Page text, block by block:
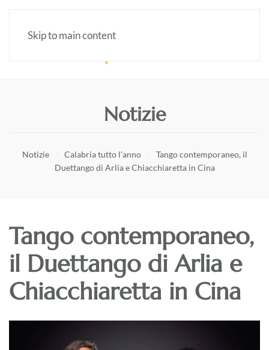
Skip to main content
Notizie
Notizie Calabria tutto l’anno
Tango contemporaneo, il
Duettango di Arlia e Chiacchiaretta in Cina
Tango contemporaneo,
il Duettango di Arlia e
Chiacchiaretta in Cina